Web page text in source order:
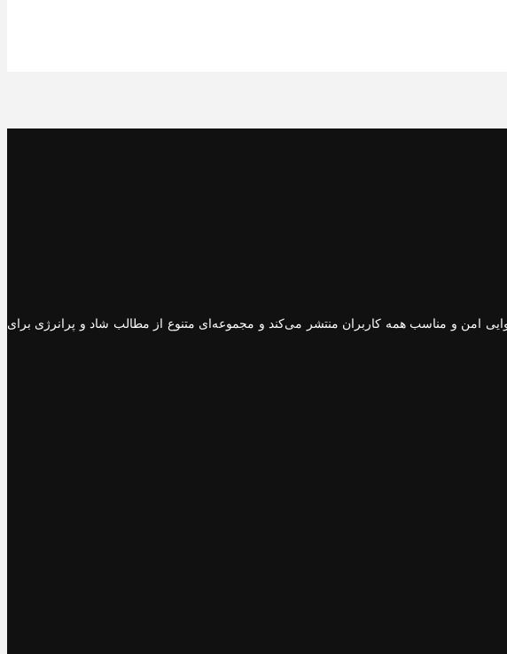
امن و مناسب همه کاربران منتشر می‌کند و مجموعه‌ای متنوع از مطالب شاد و پرانرژی برای